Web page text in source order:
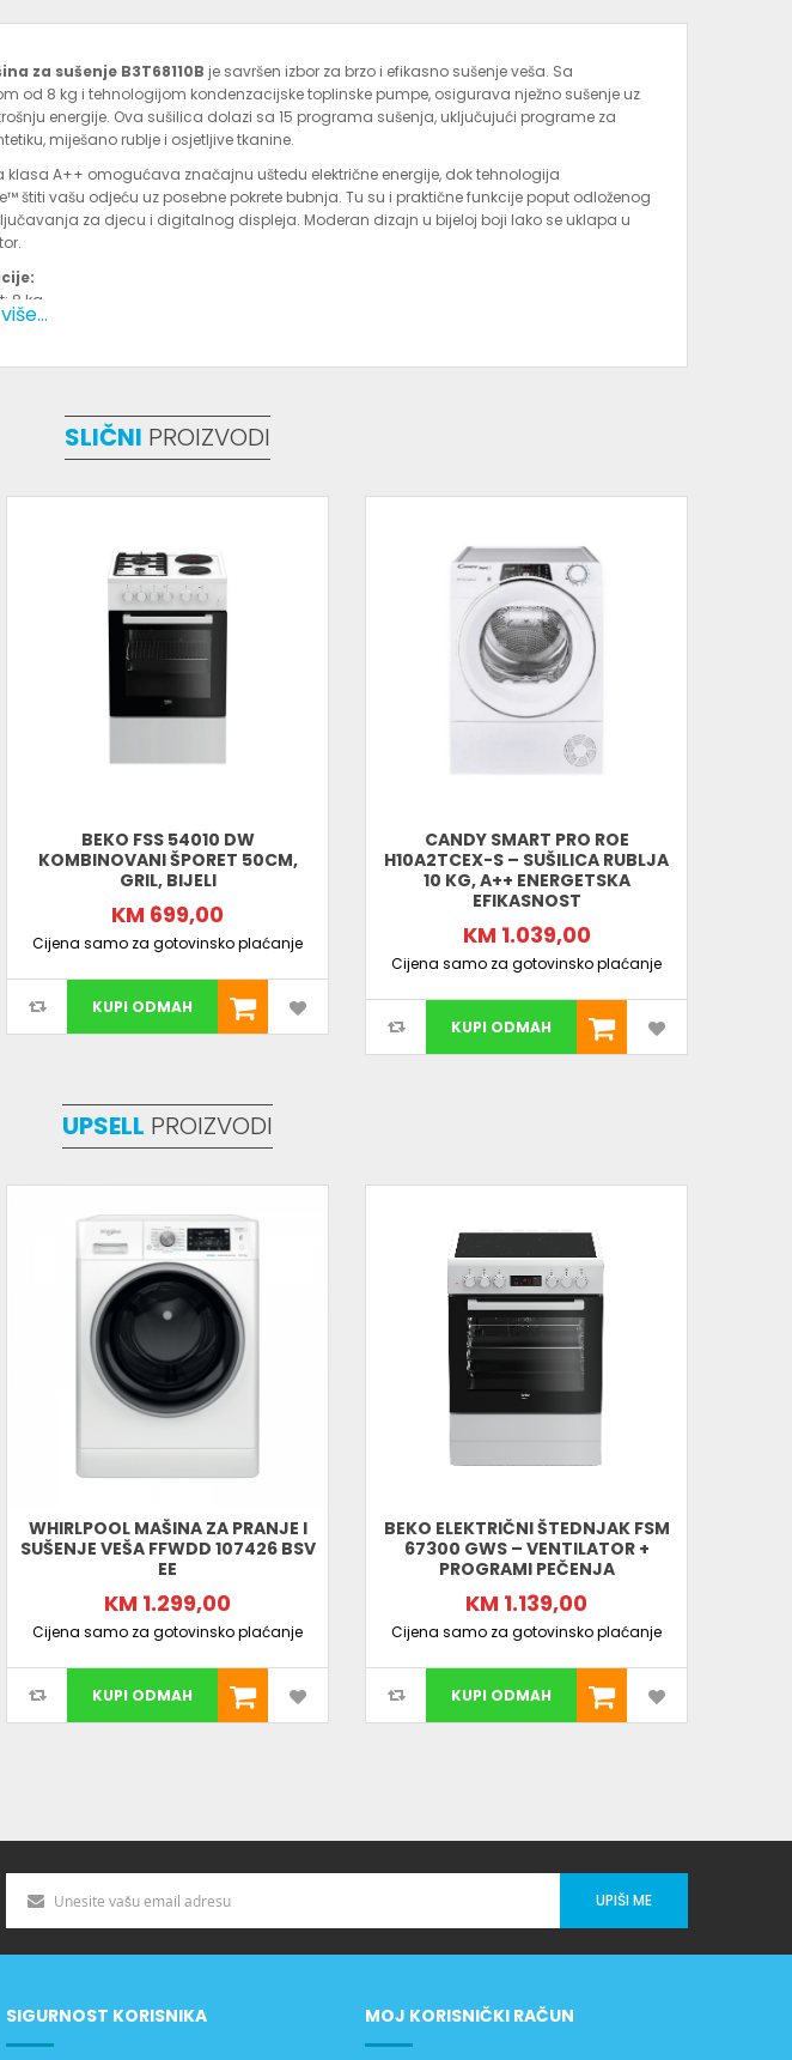
za sušenje B3T68110B je savršen izbor za brzo i efikasno sušenje veša. Sa
od 8 kg i tehnologijom kondenzacijske toplinske pumpe, osigurava nježno sušenje uz
energije. Ova sušilica dolazi sa 15 programa sušenja, uključujući programe za
miješano rublje i osjetljive tkanine.
klasa A++ omogućava značajnu uštedu električne energije, dok tehnologija
štiti vašu odjeću uz posebne pokrete bubnja. Tu su i praktične funkcije poput odloženog
za djecu i digitalnog displeja. Moderan dizajn u bijeloj boji lako se uklapa u
8 kg
sušenja: Toplotna pumpa
15
Odložen start, zaštita za djecu
84,6 x 59,7 x 58,9 cm
SLIČNI PROIZVODI
BEKO FSS 54010 DW
KOMBINOVANI ŠPORET 50CM,
GRIL, BIJELI
KM 699,00
Cijena samo za gotovinsko plaćanje
KUPI ODMAH
CANDY SMART PRO ROE
H10A2TCEX-S – SUŠILICA RUBLJA
10 KG, A++ ENERGETSKA
EFIKASNOST
KM 1.039,00
Cijena samo za gotovinsko plaćanje
KUPI ODMAH
UPSELL PROIZVODI
WHIRLPOOL MAŠINA ZA PRANJE I
SUŠENJE VEŠA FFWDD 107426 BSV
EE
KM 1.299,00
Cijena samo za gotovinsko plaćanje
KUPI ODMAH
BEKO ELEKTRIČNI ŠTEDNJAK FSM
67300 GWS – VENTILATOR +
PROGRAMI PEČENJA
KM 1.139,00
Cijena samo za gotovinsko plaćanje
KUPI ODMAH
UPIŠI ME
SIGURNOST KORISNIKA MOJ KORISNIČKI RAČUN